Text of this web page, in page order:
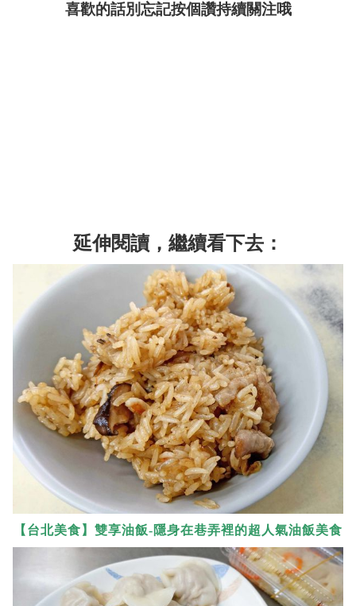
喜歡的話別忘記按個讚持續關注哦
延伸閱讀，繼續看下去：
【台北美食】雙享油飯-隱身在巷弄裡的超人氣油飯美食